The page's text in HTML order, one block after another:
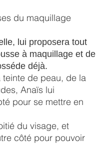
du maquillage
lui proposera tout
à maquillage et de
déjà.
de peau, de la
Anaïs lui
pour se mettre en
du visage, et
côté pour pouvoir